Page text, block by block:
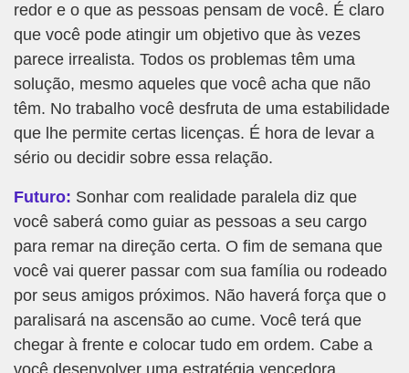
redor e o que as pessoas pensam de você. É claro
que você pode atingir um objetivo que às vezes
parece irrealista. Todos os problemas têm uma
solução, mesmo aqueles que você acha que não
têm. No trabalho você desfruta de uma estabilidade
que lhe permite certas licenças. É hora de levar a
sério ou decidir sobre essa relação.
Futuro: Sonhar com realidade paralela diz que
você saberá como guiar as pessoas a seu cargo
para remar na direção certa. O fim de semana que
você vai querer passar com sua família ou rodeado
por seus amigos próximos. Não haverá força que o
paralisará na ascensão ao cume. Você terá que
chegar à frente e colocar tudo em ordem. Cabe a